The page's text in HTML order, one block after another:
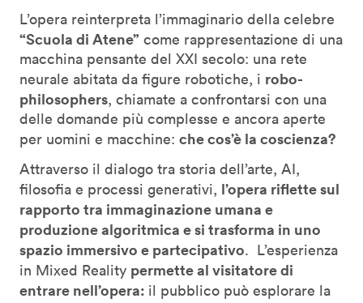
L’opera reinterpreta l’immaginario della celebre
“Scuola di Atene” come rappresentazione di una
macchina pensante del XXI secolo: una rete
neurale abitata da figure robotiche, i robo-
philosophers, chiamate a confrontarsi con una
delle domande più complesse e ancora aperte
per uomini e macchine: che cos’è la coscienza?
Attraverso il dialogo tra storia dell’arte, AI,
filosofia e processi generativi, l’opera riflette sul
rapporto tra immaginazione umana e
produzione algoritmica e si trasforma in uno
spazio immersivo e partecipativo. L’esperienza
in Mixed Reality permette al visitatore di
entrare nell’opera: il pubblico può esplorare la